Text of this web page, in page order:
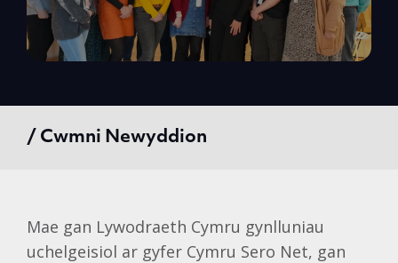
/ Cwmni Newyddion
Mae gan Lywodraeth Cymru gynlluniau
uchelgeisiol ar gyfer Cymru Sero Net, gan